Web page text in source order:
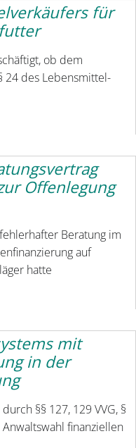
für
ob dem
24 des Lebensmittel-
Offenlegung
Beratung im
auf
hatte
mit
in der
§§ 127, 129 VVG, §
finanziellen